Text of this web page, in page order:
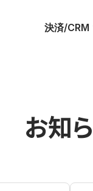
決済/CRM
お知